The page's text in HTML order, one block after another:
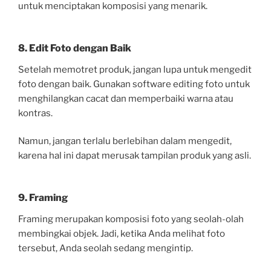
untuk menciptakan komposisi yang menarik.
8. Edit Foto dengan Baik
Setelah memotret produk, jangan lupa untuk mengedit
foto dengan baik. Gunakan software editing foto untuk
menghilangkan cacat dan memperbaiki warna atau
kontras.
Namun, jangan terlalu berlebihan dalam mengedit,
karena hal ini dapat merusak tampilan produk yang asli.
9. Framing
Framing merupakan komposisi foto yang seolah-olah
membingkai objek. Jadi, ketika Anda melihat foto
tersebut, Anda seolah sedang mengintip.